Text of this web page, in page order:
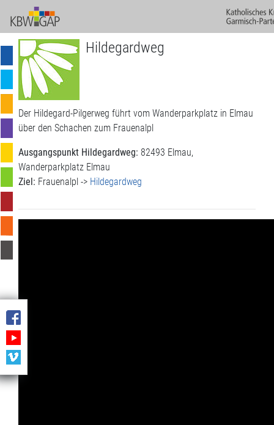
Hildegardweg
Der Hildegard-Pilgerweg führt vom Wanderparkplatz in Elmau
über den Schachen zum Frauenalpl
Ausgangspunkt Hildegardweg: 82493 Elmau,
Wanderparkplatz Elmau
Ziel: Frauenalpl -> Hildegardweg